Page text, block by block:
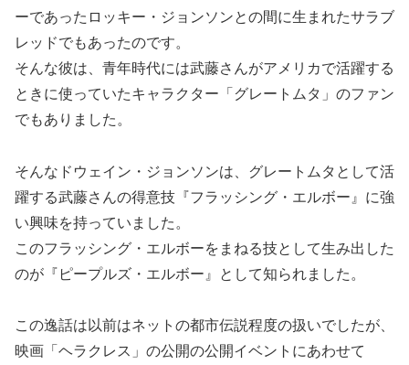
ーであったロッキー・ジョンソンとの間に生まれたサラブ
レッドでもあったのです。
そんな彼は、青年時代には武藤さんがアメリカで活躍する
ときに使っていたキャラクター「グレートムタ」のファン
でもありました。
そんなドウェイン・ジョンソンは、グレートムタとして活
躍する武藤さんの得意技『フラッシング・エルボー』に強
い興味を持っていました。
このフラッシング・エルボーをまねる技として生み出した
のが『ピープルズ・エルボー』として知られました。
この逸話は以前はネットの都市伝説程度の扱いでしたが、
映画「ヘラクレス」の公開の公開イベントにあわせて